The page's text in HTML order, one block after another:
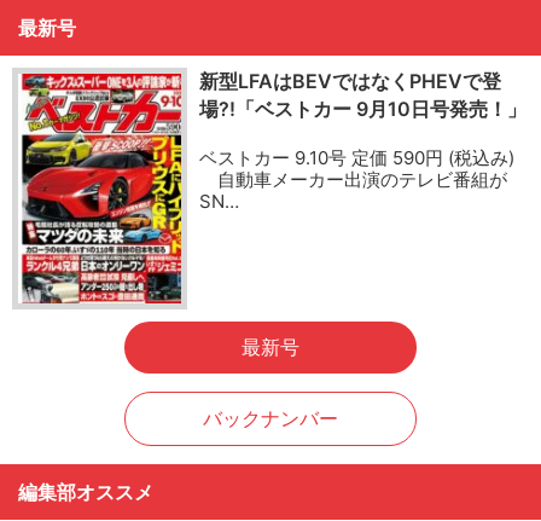
最新号
新型LFAはBEVではなくPHEVで登
場?!「ベストカー 9月10日号発売！」
ベストカー 9.10号 定価 590円 (税込み)
自動車メーカー出演のテレビ番組が
SN…
最新号
バックナンバー
編集部オススメ